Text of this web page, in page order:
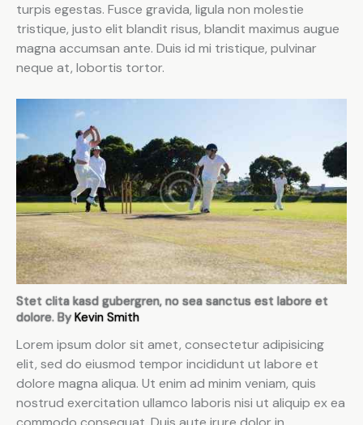
turpis egestas. Fusce gravida, ligula non molestie
tristique, justo elit blandit risus, blandit maximus augue
magna accumsan ante. Duis id mi tristique, pulvinar
neque at, lobortis tortor.
Stet clita kasd gubergren, no sea sanctus est labore et
dolore. ByKevin Smith
Lorem ipsum dolor sit amet, consectetur adipisicing
elit, sed do eiusmod tempor incididunt ut labore et
dolore magna aliqua. Ut enim ad minim veniam, quis
nostrud exercitation ullamco laboris nisi ut aliquip ex ea